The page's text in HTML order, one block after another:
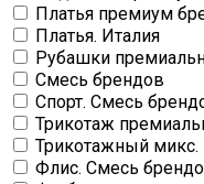
Платья премиум
Платья. Италия
Рубашки
Смесь брендов
Спорт. Смесь
Трикотаж
Трикотажный микс.
Флис. Смесь